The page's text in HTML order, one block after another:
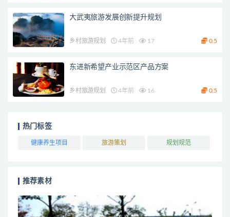
大武夷旅游发展创新提升规划
乡村旅游规划 4年前 17 0.5
东进新希望产业示范区产品方案
乡村旅游规划 4年前 16 0.5
热门标签
健康养生项目 旅游策划 规划规范
推荐素材